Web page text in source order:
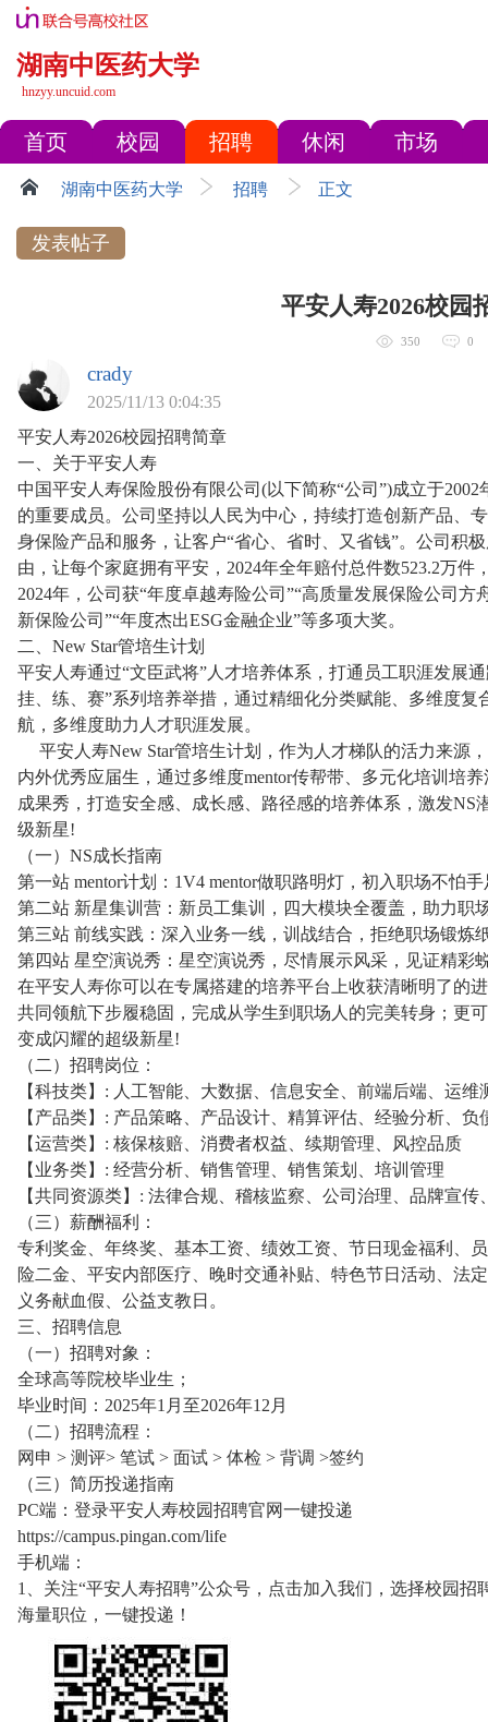
湖南中医药大学
hnzyy.uncuid.com
首页 校园 招聘 休闲 市场
湖南中医药大学 招聘 正文
发表帖子
平安人寿2026校园
350 0
crady
2025/11/13 0:04:35
平安人寿2026校园招聘简章
一、关于平安人寿
中国平安人寿保险股份有限公司(以下简称“公司”)成立于
的重要成员。公司坚持以人民为中心，持续打造创新产品、
身保险产品和服务，让客户“省心、省时、又省钱”。公司积
由，让每个家庭拥有平安，2024年全年赔付总件数523.2万件
2024年，公司获“年度卓越寿险公司”“高质量发展保险公司方
新保险公司”“年度杰出ESG金融企业”等多项大奖。
二、New Star管培生计划
平安人寿通过“文臣武将”人才培养体系，打通员工职涯发展
挂、练、赛”系列培养举措，通过精细化分类赋能、多维度
航，多维度助力人才职涯发展。
平安人寿New Star管培生计划，作为人才梯队的活力来源
内外优秀应届生，通过多维度mentor传帮带、多元化培训培
成果秀，打造安全感、成长感、路径感的培养体系，激发
级新星!
（一）NS成长指南
第一站 mentor计划：1V4 mentor做职路明灯，初入职场不怕
第二站 新星集训营：新员工集训，四大模块全覆盖，助力职
第三站 前线实践：深入业务一线，训战结合，拒绝职场锻炼
第四站 星空演说秀：星空演说秀，尽情展示风采，见证精彩
在平安人寿你可以在专属搭建的培养平台上收获清晰明了的
共同领航下步履稳固，完成从学生到职场人的完美转身；更
变成闪耀的超级新星!
（二）招聘岗位：
【科技类】: 人工智能、大数据、信息安全、前端后端、运维
【产品类】: 产品策略、产品设计、精算评估、经验分析、负
【运营类】: 核保核赔、消费者权益、续期管理、风控品质
【业务类】: 经营分析、销售管理、销售策划、培训管理
【共同资源类】: 法律合规、稽核监察、公司治理、品牌宣
（三）薪酬福利：
专利奖金、年终奖、基本工资、绩效工资、节日现金福利、
险二金、平安内部医疗、晚时交通补贴、特色节日活动、法
义务献血假、公益支教日。
三、招聘信息
（一）招聘对象：
全球高等院校毕业生；
毕业时间：2025年1月至2026年12月
（二）招聘流程：
网申 > 测评> 笔试 > 面试 > 体检 > 背调 >签约
（三）简历投递指南
PC端：登录平安人寿校园招聘官网一键投递
https://campus.pingan.com/life
手机端：
1、关注“平安人寿招聘”公众号，点击加入我们，选择校园
海量职位，一键投递！